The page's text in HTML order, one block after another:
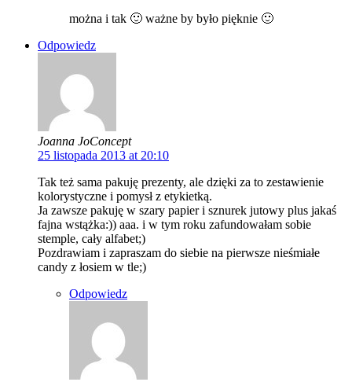
można i tak 🙂 ważne by było pięknie 🙂
Odpowiedz
Joanna JoConcept
25 listopada 2013 at 20:10
Tak też sama pakuję prezenty, ale dzięki za to zestawienie
kolorystyczne i pomysł z etykietką.
Ja zawsze pakuję w szary papier i sznurek jutowy plus jakaś
fajna wstążka:)) aaa. i w tym roku zafundowałam sobie
stemple, cały alfabet;)
Pozdrawiam i zapraszam do siebie na pierwsze nieśmiałe
candy z łosiem w tle;)
Odpowiedz